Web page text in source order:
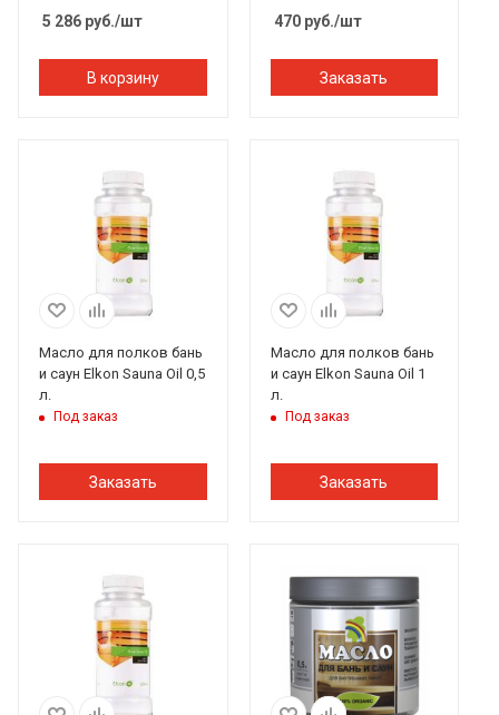
5 286 руб./шт
В корзину
470руб./шт
Заказать
Масло для полков бань
и саун Elkon Sauna Oil 0,5
л.
Под заказ
Заказать
Масло для полков бань
и саун Elkon Sauna Oil 1
л.
Под заказ
Заказать